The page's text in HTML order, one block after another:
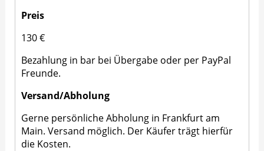
Preis
130 €
Bezahlung in bar bei Übergabe oder per PayPal
Freunde.
Versand/Abholung
Gerne persönliche Abholung in Frankfurt am
Main. Versand möglich. Der Käufer trägt hierfür
die Kosten.